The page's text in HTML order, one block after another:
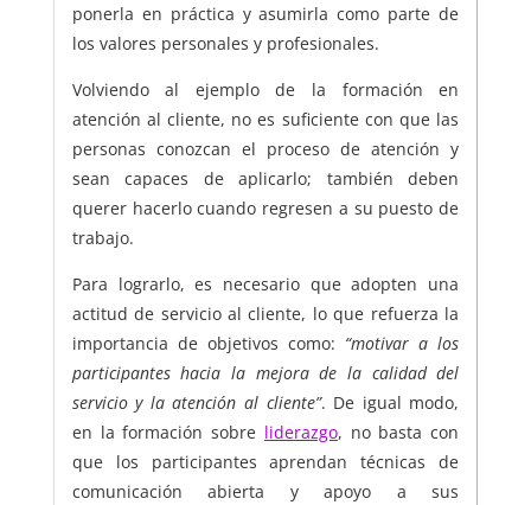
ponerla en práctica y asumirla como parte de
los valores personales y profesionales.
Volviendo al ejemplo de la formación en
atención al cliente, no es suficiente con que las
personas conozcan el proceso de atención y
sean capaces de aplicarlo; también deben
querer hacerlo cuando regresen a su puesto de
trabajo.
Para lograrlo, es necesario que adopten una
actitud de servicio al cliente, lo que refuerza la
importancia de objetivos como: “motivar a los
participantes hacia la mejora de la calidad del
servicio y la atención al cliente”. De igual modo,
en la formación sobre liderazgo, no basta con
que los participantes aprendan técnicas de
comunicación abierta y apoyo a sus